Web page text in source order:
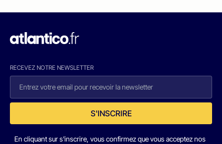
RECEVEZ NOTRE NEWSLETTER
S'INSCRIRE
En cliquant sur s'inscrire, vous confirmez que vous acceptez nos